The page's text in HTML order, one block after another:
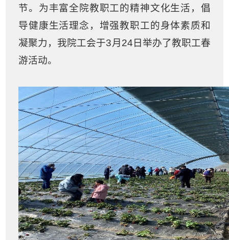
节。为丰富全院教职工的精神文化生活，倡
导健康生活理念，增强教职工的身体素质和
凝聚力，我院工会于3月 24 日举办了教职工春
游活动。